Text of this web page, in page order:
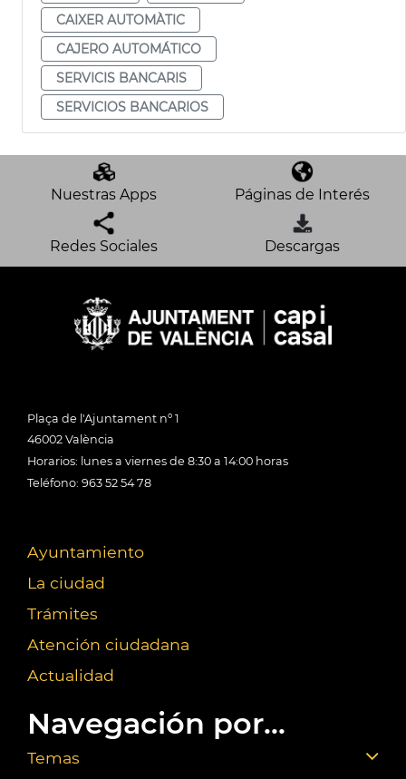
CAIXER AUTOMÀTIC
CAJERO AUTOMÁTICO
SERVICIS BANCARIS
SERVICIOS BANCARIOS
Nuestras Apps Páginas de Interés
Redes Sociales Descargas
Plaça de l'Ajuntament nº 1
46002 València
Horarios: lunes a viernes de 8:30 a 14:00 horas
Teléfono: 963 52 54 78
Ayuntamiento
La ciudad
Trámites
Atención ciudadana
Actualidad
Navegación por...
Temas